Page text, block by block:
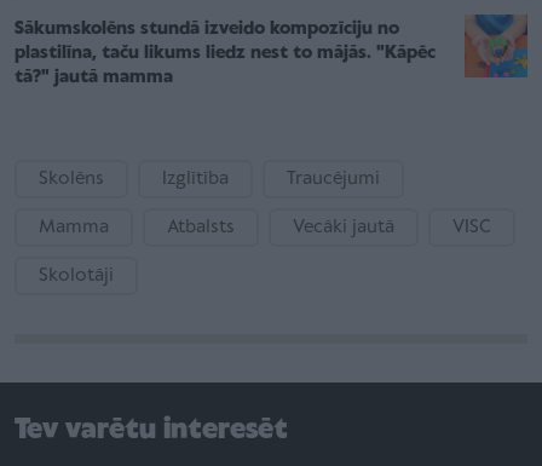
Sākumskolēns stundā izveido kompozīciju no
plastilīna, taču likums liedz nest to mājās. "Kāpēc
tā?" jautā mamma
Skolēns Izglītība Traucējumi
Mamma Atbalsts Vecāki jautā VISC
Skolotāji
Tev varētu interesēt